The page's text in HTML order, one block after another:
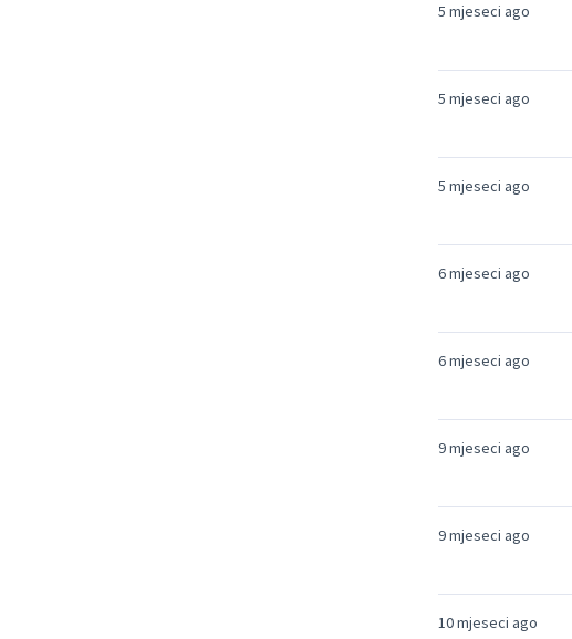
5 mjeseci ago
5 mjeseci ago
5 mjeseci ago
6 mjeseci ago
6 mjeseci ago
9 mjeseci ago
9 mjeseci ago
10 mjeseci ago